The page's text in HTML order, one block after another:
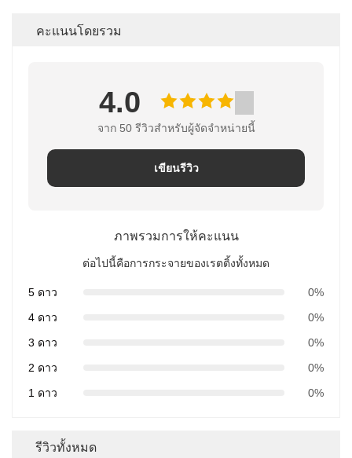
คะแนนโดยรวม
4.0
จาก 50 รีวิวสําหรับผู้จัดจําหน่ายนี้
เขียนรีวิว
ภาพรวมการให้คะแนน
ต่อไปนี้คือการกระจายของเรตติ้งทั้งหมด
5 ดาว
0%
4 ดาว
0%
3 ดาว
0%
2 ดาว
0%
1 ดาว
0%
รีวิวทั้งหมด